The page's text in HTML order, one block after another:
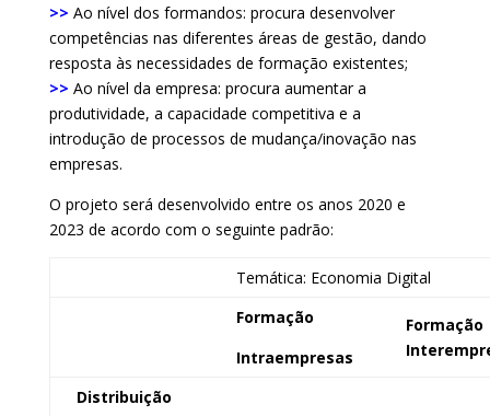
>> Ao nível dos formandos: procura desenvolver
competências nas diferentes áreas de gestão, dando
resposta às necessidades de formação existentes;
>> Ao nível da empresa: procura aumentar a
produtividade, a capacidade competitiva e a
introdução de processos de mudança/inovação nas
empresas.
O projeto será desenvolvido entre os anos 2020 e
2023 de acordo com o seguinte padrão:
Temática: Economia Digital
Formação
Intraempresas
Formação
Distribuição